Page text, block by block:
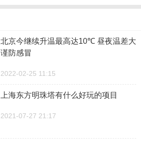
北京今继续升温最高达10℃ 昼夜温差大
谨防感冒
2022-02-25 11:15
上海东方明珠塔有什么好玩的项目
2021-07-27 21:17